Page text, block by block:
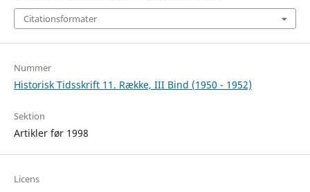
Citationsformater
Nummer
Historisk Tidsskrift 11. Række, III Bind (1950 - 1952)
Sektion
Artikler før 1998
Licens